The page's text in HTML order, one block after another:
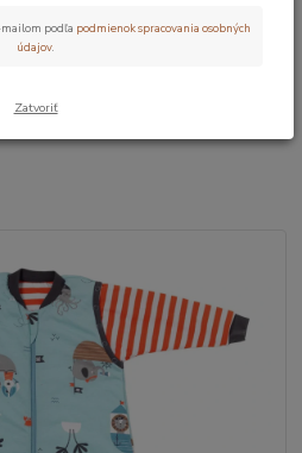
56cm
rukávmi 0-3
podľa podmienok spracovania osobných
údajov.
Zatvoriť